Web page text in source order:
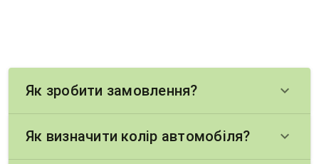
Як зробити замовлення? keyboard_arrow_down
Як визначити колір автомобіля? keyboard_arrow_down